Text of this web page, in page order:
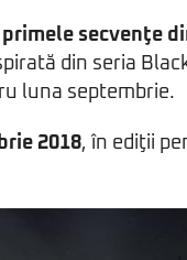
primele secvenţe
din seria
luna septembrie.
2018, în ediţii